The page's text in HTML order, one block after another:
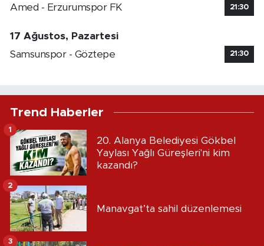
Amed - Erzurumspor FK 21:30
17 Ağustos, Pazartesi
Samsunspor - Göztepe
21:30
Trend Haberler
20. Alanya Belediyesi Gökbel
Yaylası Yağlı Güreşleri'ni kim
kazandı?
1
Manavgat’ta sahil düzenlemesi
2
3